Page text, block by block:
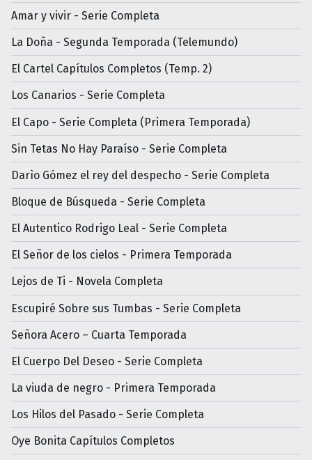
Amar y vivir - Serie Completa
La Doña - Segunda Temporada (Telemundo)
El Cartel Capítulos Completos (Temp. 2)
Los Canarios - Serie Completa
El Capo - Serie Completa (Primera Temporada)
Sin Tetas No Hay Paraíso - Serie Completa
Darìo Gómez el rey del despecho - Serie Completa
Bloque de Búsqueda - Serie Completa
El Autentico Rodrigo Leal - Serie Completa
El Señor de los cielos - Primera Temporada
Lejos de Ti - Novela Completa
Escupiré Sobre sus Tumbas - Serie Completa
Señora Acero – Cuarta Temporada
El Cuerpo Del Deseo - Serie Completa
La viuda de negro - Primera Temporada
Los Hilos del Pasado - Serie Completa
Oye Bonita Capítulos Completos